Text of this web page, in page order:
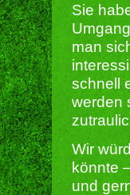
Sie
man
schnell
werden
Wir
könnte
und